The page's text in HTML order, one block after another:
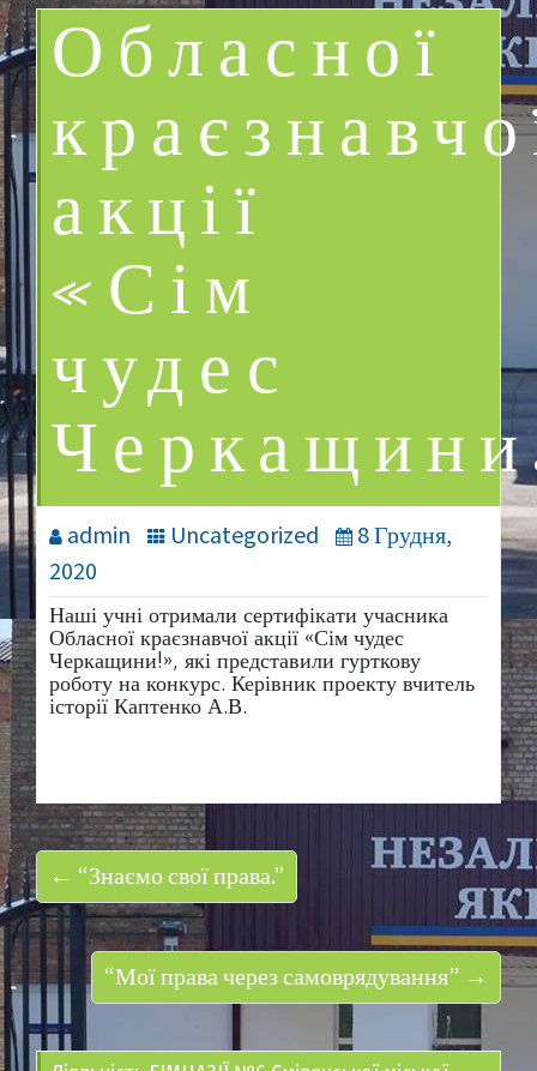
Обласної
акції
«Сім
чудес
admin Uncategorized
8 Грудня,
2020
Наші учні отримали сертифікати учасника
Обласної краєзнавчої акції «Сім чудес
Черкащини!», які представили гурткову
роботу на конкурс. Керівник проекту вчитель
історії Каптенко А.В.
← “Знаємо свої права.”
“Мої права через самоврядування” →